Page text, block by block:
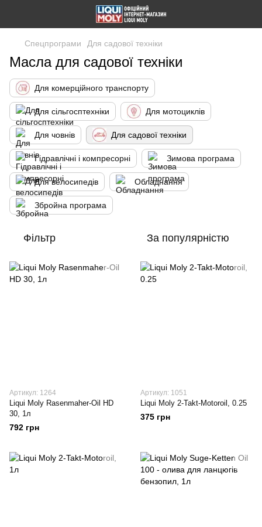
Спецпрограми Для садової техніки
Масла для садової техніки
Для комерційного транспорту
Для сільгосптехніки Для мотоциклів
Для човнів Для садової техніки
Гідравлічні і компресорні Зимова програма
Для велосипедів Обладнання
Збройна програма
Фільтр За популярністю
Артикул: 1264
Liqui Moly Rasenmaher-Oil HD
30, 1л
792 грн
Артикул: 1051
Liqui Moly 2-Takt-Motoroil, 0.25
375 грн